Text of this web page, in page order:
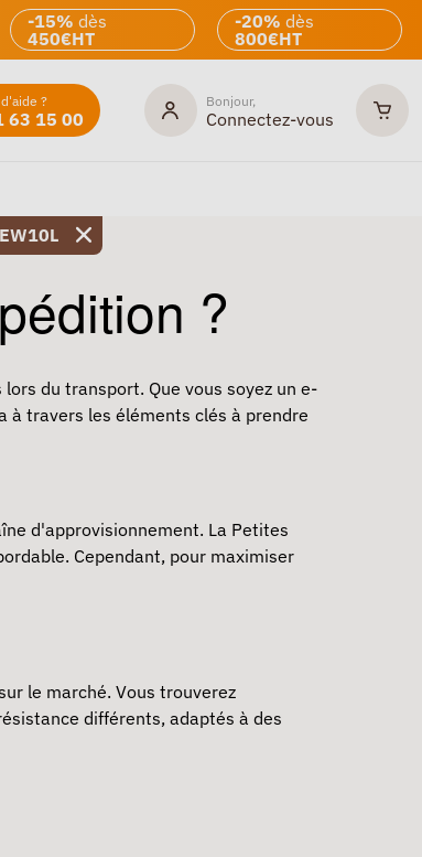
-15% dès
450€HT
-20% dès
800€HT
?
63 15 00
Bonjour,
Connectez-vous
?
du transport. Que vous soyez un e-
travers les éléments clés à prendre
d'approvisionnement. La Petites
Cependant, pour maximiser
le marché. Vous trouverez
différents, adaptés à des